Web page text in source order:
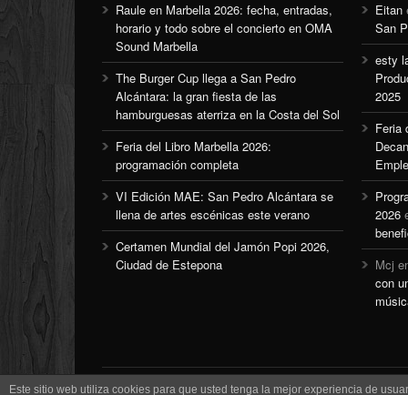
Raule en Marbella 2026: fecha, entradas,
horario y todo sobre el concierto en OMA
Sound Marbella
The Burger Cup llega a San Pedro
Alcántara: la gran fiesta de las
hamburguesas aterriza en la Costa del Sol
Feria del Libro Marbella 2026:
programación completa
VI Edición MAE: San Pedro Alcántara se
llena de artes escénicas este verano
Certamen Mundial del Jamón Popi 2026,
Ciudad de Estepona
Eitan
San
esty
2025
Feria
2026
Mcj
con
Este sitio web utiliza cookies para que usted tenga la mejor experiencia de